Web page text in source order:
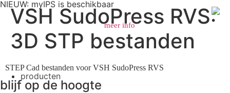
NIEUW: myIPS is beschikbaar
meer info
producten
VSH SudoPress RVS:
3D STP bestanden
STEP Cad bestanden voor VSH SudoPress RVS
blijf op de hoogte